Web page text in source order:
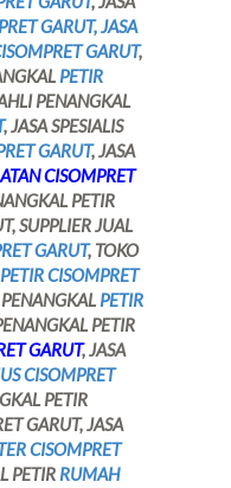
GARUT, JASA
GARUT,
PETIR
PENANGKAL
, JASA SPESIALIS
GARUT, JASA
CISOMPRET
PETIR
SUPPLIER JUAL
GARUT, TOKO
PETIR CISOMPRET
PETIR
PETIR
GARUT, JASA
CISOMPRET
PETIR
GARUT, JASA
CISOMPRET
PETIR RUMAH